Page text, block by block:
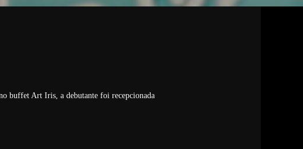
buffet Art Iris, a debutante foi recepcionada